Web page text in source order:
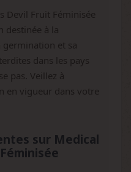
Devil Fruit Féminisée
destinée à la
germination et sa
dans les pays
pas. Veillez à
en vigueur dans votre
sur Medical